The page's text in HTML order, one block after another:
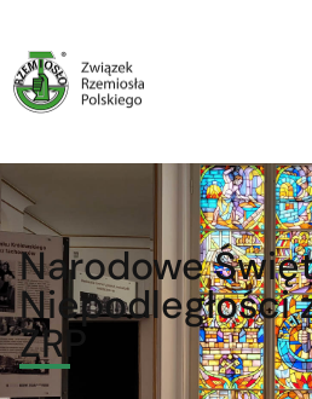
Narodowe
Niepodległości
ZRP